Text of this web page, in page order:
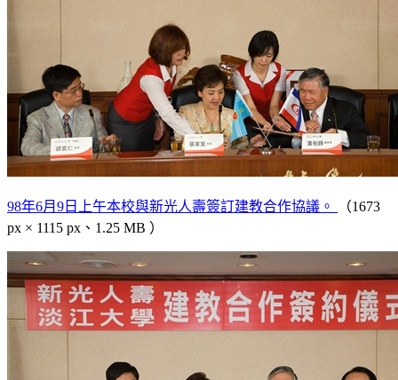
98年6月9日上午本校與新光人壽簽訂建教合作協議。
（1673
px × 1115 px、1.25 MB ）